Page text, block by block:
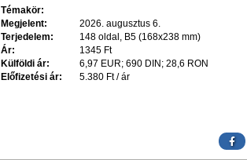
Témakör:
Megjelent:
2026. augusztus 6.
Terjedelem:
148 oldal, B5 (168x238 mm)
Ár:
1345 Ft
Külföldi ár:
6,97 EUR; 690 DIN; 28,6 RON
Előfizetési ár:
5.380 Ft / ár